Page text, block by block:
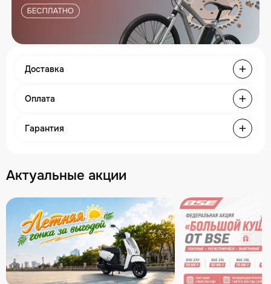
Доставка
Оплата
Гарантия
Актуальные акции